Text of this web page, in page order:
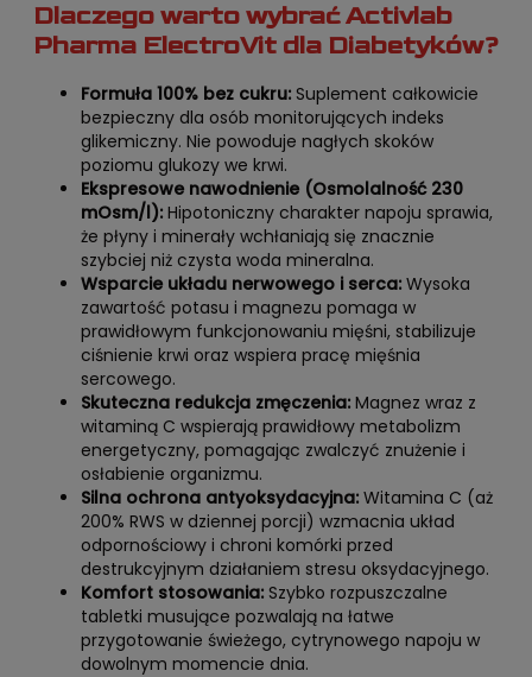
Dlaczego warto wybrać Activlab
Pharma ElectroVit dla Diabetyków?
Formuła 100% bez cukru: Suplement całkowicie
bezpieczny dla osób monitorujących indeks
glikemiczny. Nie powoduje nagłych skoków
poziomu glukozy we krwi.
Ekspresowe nawodnienie (Osmolalność 230
mOsm/l): Hipotoniczny charakter napoju sprawia,
że płyny i minerały wchłaniają się znacznie
szybciej niż czysta woda mineralna.
Wsparcie układu nerwowego i serca: Wysoka
zawartość potasu i magnezu pomaga w
prawidłowym funkcjonowaniu mięśni, stabilizuje
ciśnienie krwi oraz wspiera pracę mięśnia
sercowego.
Skuteczna redukcja zmęczenia: Magnez wraz z
witaminą C wspierają prawidłowy metabolizm
energetyczny, pomagając zwalczyć znużenie i
osłabienie organizmu.
Silna ochrona antyoksydacyjna: Witamina C (aż
200% RWS w dziennej porcji) wzmacnia układ
odpornościowy i chroni komórki przed
destrukcyjnym działaniem stresu oksydacyjnego.
Komfort stosowania: Szybko rozpuszczalne
tabletki musujące pozwalają na łatwe
przygotowanie świeżego, cytrynowego napoju w
dowolnym momencie dnia.